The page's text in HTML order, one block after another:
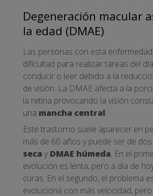
Degeneración macular
la edad (DMAE)
Las personas con esta
dificultad para realizar tareas del
conducir o leer debido a la
de visión. La DMAE afecta a la
la retina provocando la visión
una mancha central.
Este trastorno suele aparecer en
más de 60 años y puede ser de
seca y DMAE húmeda. En el
evolución es lenta, pero a día de
curas. En el segundo, el problema
evoluciona con más velocidad,